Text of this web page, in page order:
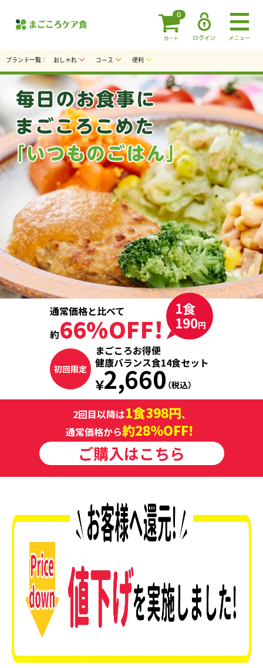
ブランド一覧： おしゃれ コース 便利
0
通常価格と比べて
約66%OFF
1食
190円
初回限定
まごころお得便
健康バランス食14食セット
￥2,660（税込）
2回目以降は1食398円、
通常価格から約28％OFF！
ご購入はこちら